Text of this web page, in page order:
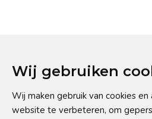
Wij gebruiken
Wij maken gebruik van cookies
website te verbeteren, om